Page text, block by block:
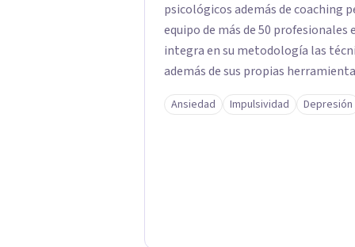
psicológicos además de coaching personal. El abordaje
equipo de más de 50
integra en su metodología las
además de sus propias
de profesionales único en su
importancia de trabajar no solo el
Ansiedad Impulsividad Depresión